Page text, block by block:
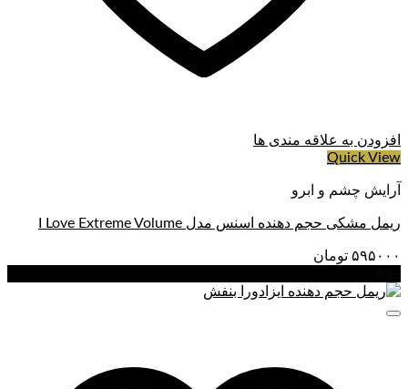
افزودن به علاقه مندی ها
Quick View
آرایش چشم و ابرو
ریمل مشکی حجم دهنده اسنس مدل I Love Extreme Volume
۵۹۵۰۰۰ تومان